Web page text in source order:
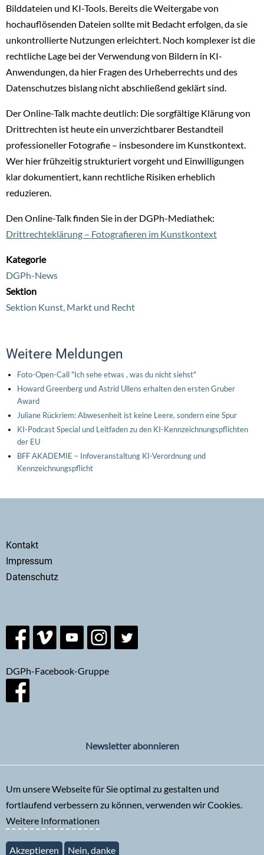
Bilddateien und KI-Tools. Bereits die Weitergabe von
hochauflösenden Dateien sollte mit Bedacht erfolgen, da sie
unkontrollierte Nutzungen erleichtert. Noch komplexer ist die
rechtliche Lage bei der Verwendung von Bildern in KI-
Anwendungen, da hier Fragen des Urheberrechts und des
Datenschutzes bislang nicht abschließend geklärt sind.
Der Online-Talk machte deutlich: Die sorgfältige Klärung von
Drittrechten ist heute ein unverzichtbarer Bestandteil
professioneller Fotografie – insbesondere im Kunstkontext.
Wer hier frühzeitig strukturiert vorgeht und Einwilligungen
klar dokumentiert, kann rechtliche Risiken erheblich
reduzieren.
Den Online-Talk finden Sie in der DGPh-Mediathek:
Drittrechteklärung – Fotografieren im Kunstkontext
Kategorie
DGPh-News
Sektion
Sektion Kunst, Markt und Recht
Weitere Meldungen
Foto-Open-Call "Ich sehe etwas , was du nicht siehst"
Howard Greenberg und Astrid Ullens erhalten den ersten Gruber
Award
Juliane Rückriem: Abwesenheit ist keine Leere, sondern eine Spur
KI-Podcast Special und Leitfaden zu den KI-Kennzeichnungspflichten
der EU
BFF AKADEMIE – Infoveranstaltung KI-Verordnung und
Kennzeichnungspflicht
Secondary
menu
Kontakt
Impressum
Datenschutz
DGPh-Facebook-Gruppe
Newsletter abonnieren
Um unsere Webseite für Sie optimal zu gestalten und
fortlaufend verbessern zu können, verwenden wir Cookies.
Weitere Informationen
Akzeptieren Nein, danke